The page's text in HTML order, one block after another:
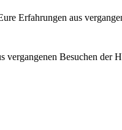
Erfahrungen aus
Besuchen der